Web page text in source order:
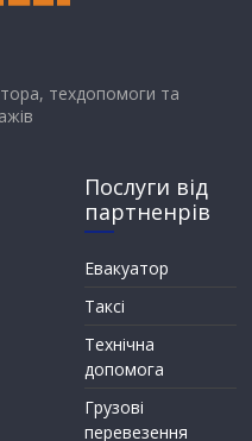
техдопомоги та
Послуги від
партненрів
Евакуатор
Таксі
Технічна
допомога
Грузові
перевезення